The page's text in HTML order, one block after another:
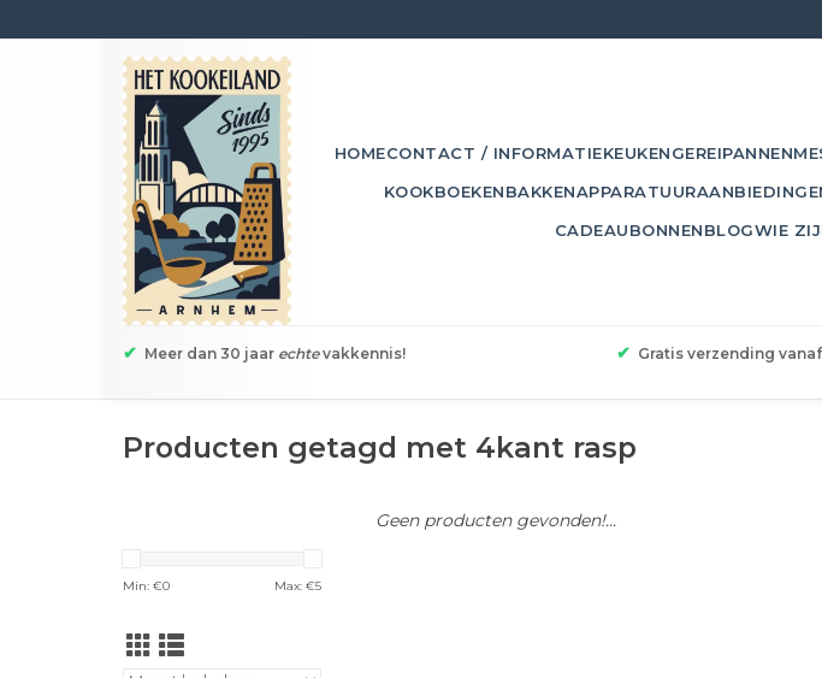
HOMECONTACT / INFORMATIEKEUKENGEREIPANNEN
KOOKBOEKENBAKKENAPPARATUUR
CADEAUBONNENBLOGWIE
✔ Meer dan 30 jaar echtevakkennis! ✔ Gratis verzending
Producten getagd met 4kant rasp
Min: €0 Max: €5
Geen producten gevonden!...